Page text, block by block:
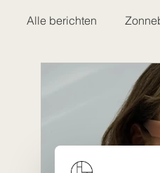
Alle berichten